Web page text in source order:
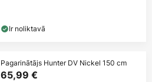
Ir noliktavā
Pagarinātājs Hunter DV Nickel 150 cm
65,99 €